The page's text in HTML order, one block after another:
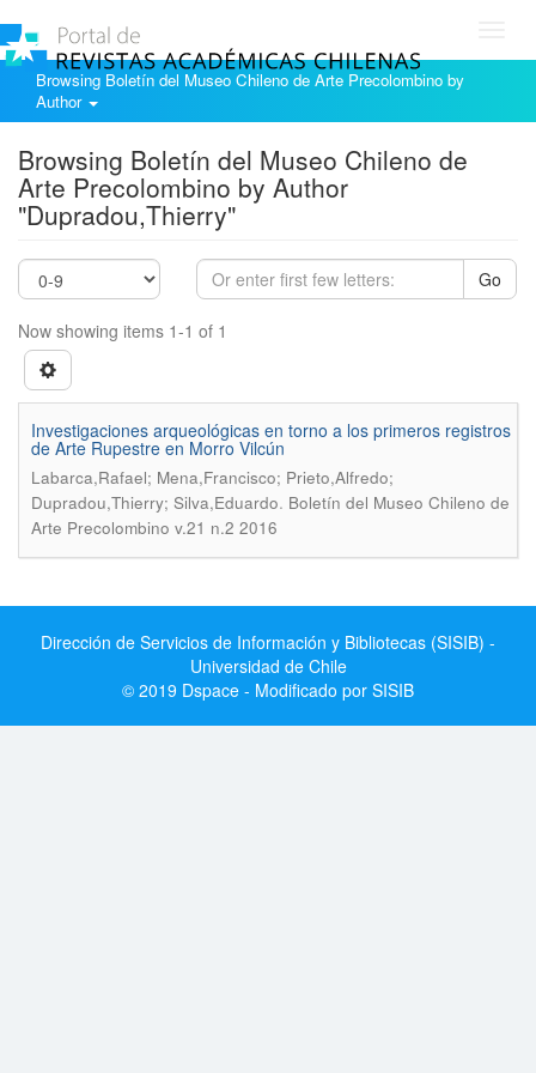
Browsing Boletín del Museo Chileno de Arte Precolombino by
Author
Browsing Boletín del Museo Chileno de
Arte Precolombino by Author
"Dupradou,Thierry"
Go
Now showing items 1-1 of 1
Investigaciones arqueológicas en torno a los primeros registros
de Arte Rupestre en Morro Vilcún
Labarca,Rafael; Mena,Francisco; Prieto,Alfredo;
Dupradou,Thierry; Silva,Eduardo. Boletín del Museo Chileno de
Arte Precolombino v.21 n.2 2016
Dirección de Servicios de Información y Bibliotecas (SISIB) -
Universidad de Chile
© 2019 Dspace - Modificado por SISIB